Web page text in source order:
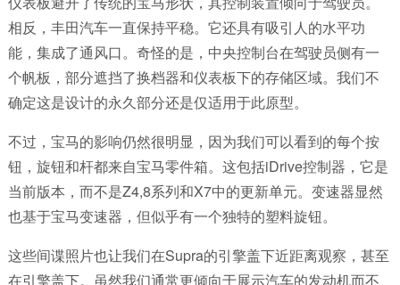
相反，丰田汽车一直保持平稳。它还具有吸引人的水平功
能，集成了通风口。奇怪的是，中央控制台在驾驶员侧有一
个帆板，部分遮挡了换档器和仪表板下的存储区域。我们不
确定这是设计的永久部分还是仅适用于此原型。
不过，宝马的影响仍然很明显，因为我们可以看到的每个按
钮，旋钮和杆都来自宝马零件箱。这包括iDrive控制器，它是
当前版本，而不是Z4,8系列和X7中的更新单元。变速器显然
也基于宝马变速器，但似乎有一个独特的塑料旋钮。
这些间谍照片也让我们在Supra的引擎盖下近距离观察，甚至
在引擎盖下。虽然我们通常更倾向于展示汽车的发动机而不